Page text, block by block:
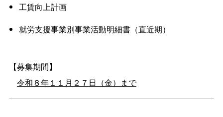
工賃向上計画
就労支援事業別事業活動明細書（直近期）
【募集期間】
令和８年１１月２７日（金）まで